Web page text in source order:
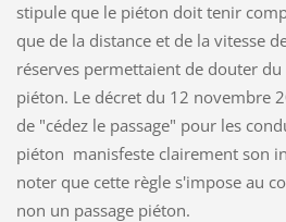
stipule que le piéton doit tenir
que de la distance et de la vitesse
réserves permettaient de douter
piéton. Le décret du 12 novembre
de "cédez le passage" pour les
piéton manisfeste clairement son
noter que cette règle s'impose au
non un passage piéton.